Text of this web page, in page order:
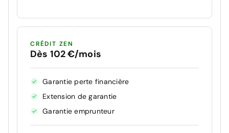
CRÉDIT ZEN
Dès 102 €/mois
Garantie perte financière
Extension de garantie
Garantie emprunteur